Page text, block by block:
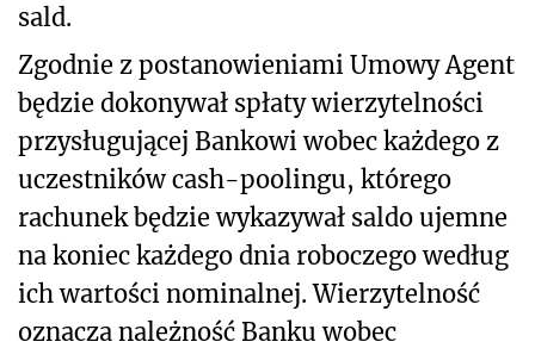
sald.
Zgodnie z postanowieniami Umowy Agent
będzie dokonywał spłaty wierzytelności
przysługującej Bankowi wobec każdego z
uczestników cash-poolingu, którego
rachunek będzie wykazywał saldo ujemne
na koniec każdego dnia roboczego według
ich wartości nominalnej. Wierzytelność
oznacza należność Banku wobec